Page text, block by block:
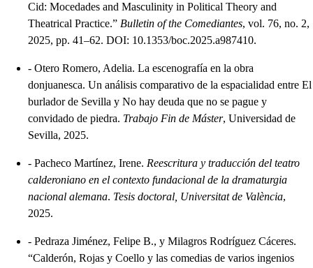
Cid: Mocedades and Masculinity in Political Theory and
Theatrical Practice.” Bulletin of the Comediantes, vol. 76, no. 2,
2025, pp. 41–62. DOI: 10.1353/boc.2025.a987410.
- Otero Romero, Adelia. La escenografía en la obra
donjuanesca. Un análisis comparativo de la espacialidad entre El
burlador de Sevilla y No hay deuda que no se pague y
convidado de piedra. Trabajo Fin de Máster, Universidad de
Sevilla, 2025.
- Pacheco Martínez, Irene. Reescritura y traducción del teatro
calderoniano en el contexto fundacional de la dramaturgia
nacional alemana. Tesis doctoral, Universitat de València,
2025.
- Pedraza Jiménez, Felipe B., y Milagros Rodríguez Cáceres.
“Calderón, Rojas y Coello y las comedias de varios ingenios